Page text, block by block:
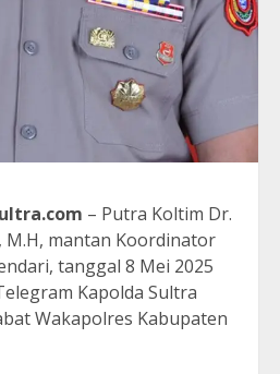
– Putra Koltim Dr.
M.H, mantan Koordinator
tanggal 8 Mei 2025
Kapolda Sultra
Wakapolres Kabupaten